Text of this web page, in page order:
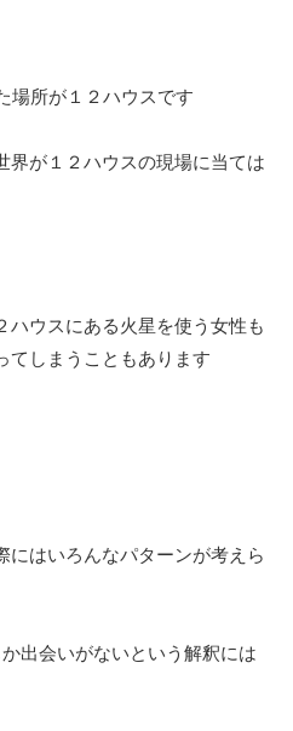
場所が１２ハウスです
界が１２ハウスの現場に当ては
ハウスにある火星を使う女性も
てしまうこともあります
にはいろんなパターンが考えら
出会いがないという解釈には